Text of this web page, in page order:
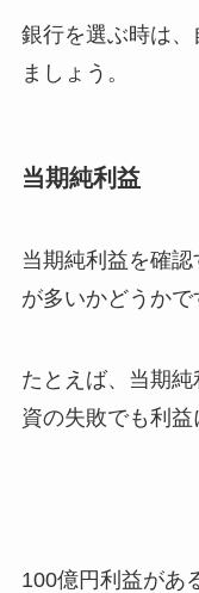
銀行を選ぶ時は
ましょう。
当期純利益
当期純利益を確
が多いかどうかで
たとえば、当期
資の失敗でも利益
100億円利益があ